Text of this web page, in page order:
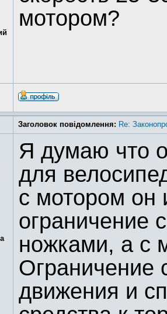
мотором?
Заголовок повідомлення: Re:
Я думаю что
для
с мотором он
ограничение
ножками, а с
Ограничение
движения и